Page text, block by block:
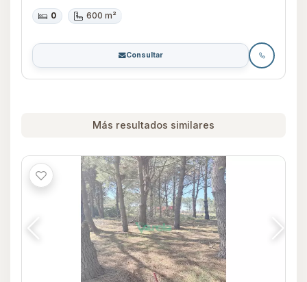
0 600 m²
Consultar
Más resultados similares